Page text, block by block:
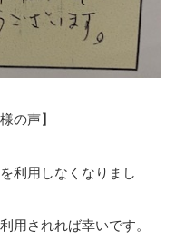
の声】
利用しなくなりまし
用されれば幸いです。